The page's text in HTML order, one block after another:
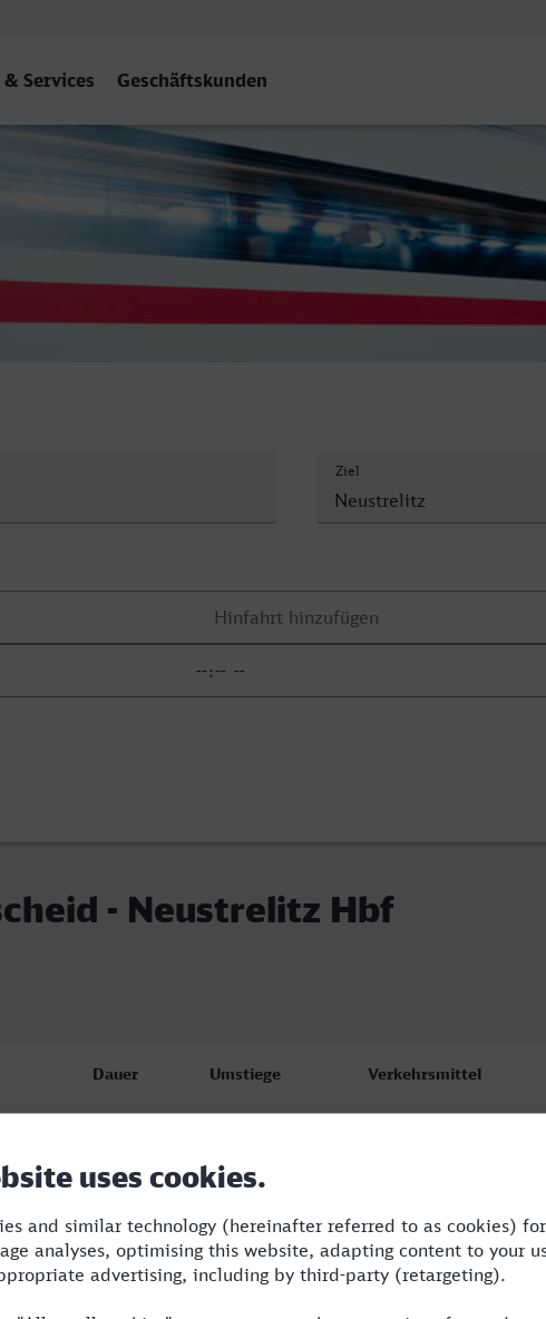
Services Geschäftskunden
Hbf
Ziel
- Neustrelitz Hbf
Dauer Umstiege Verkehrsmittel
6:56 3 RB,RE,ERB,ICE